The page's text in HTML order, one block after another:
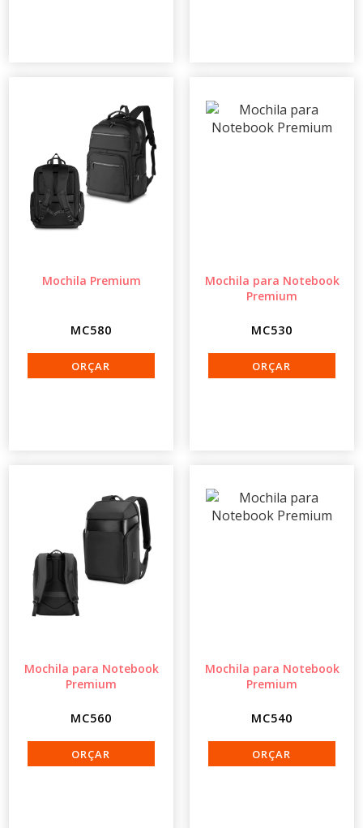
Mochila Premium
MC580
Mochila para Notebook
Premium
MC530
Mochila para Notebook
Premium
MC560
Mochila para Notebook
Premium
MC540